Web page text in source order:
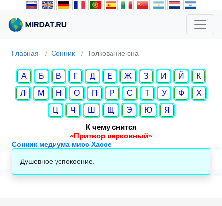
Главная Сонник Толкование сна
А Б В Г Д Е Ж З И Й
К
Л
М Н О П Р С Т У Ф
Х
Ц
Ч Ш Щ Э Ю
Я
К чему снится
«Притвор церковный»
Сонник медиума мисс Хассе
Душевное успокоение.